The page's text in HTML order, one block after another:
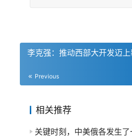
李克强：​推动西部大开发迈
Previous
相关推荐
关键时刻，中美俄各发生了